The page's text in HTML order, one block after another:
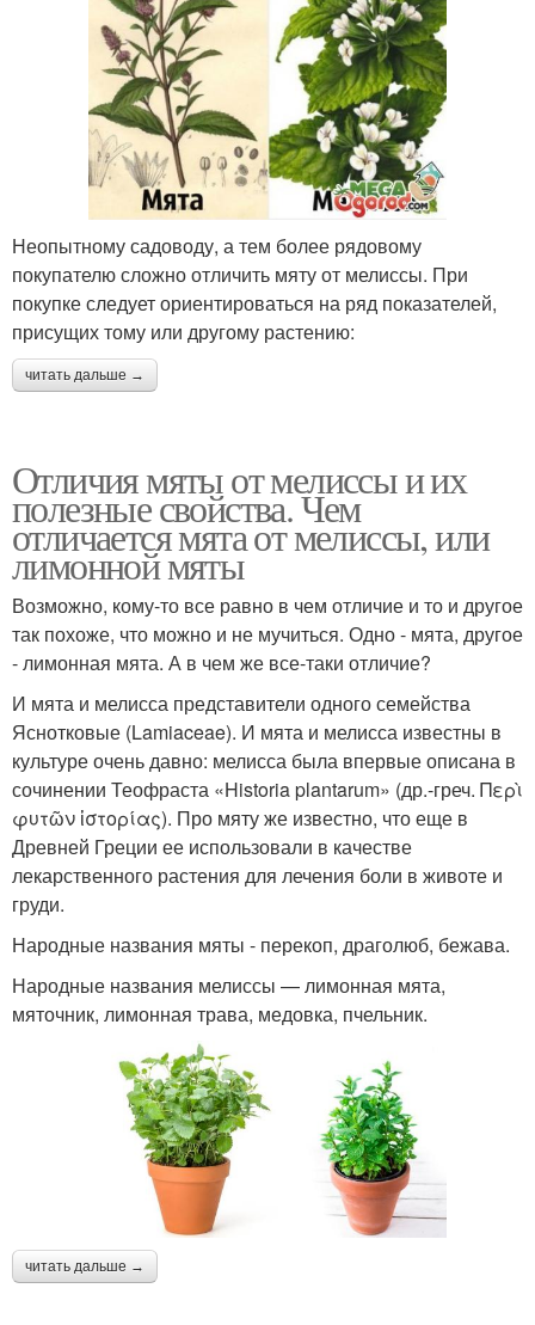
Неопытному садоводу, а тем более рядовому
покупателю сложно отличить мяту от мелиссы. При
покупке следует ориентироваться на ряд показателей,
присущих тому или другому растению:
читать дальше →
Отличия мяты от мелиссы и их
полезные свойства. Чем
отличается мята от мелиссы, или
лимонной мяты
Возможно, кому-то все равно в чем отличие и то и другое
так похоже, что можно и не мучиться. Одно - мята, другое
- лимонная мята. А в чем же все-таки отличие?
И мята и мелисса представители одного семейства
Яснотковые (Lamiaceae). И мята и мелисса известны в
культуре очень давно: мелисса была впервые описана в
сочинении Теофраста «Historia plantarum» (др.-греч. Περὶ
φυτῶν ἱστορίας). Про мяту же известно, что еще в
Древней Греции ее использовали в качестве
лекарственного растения для лечения боли в животе и
груди.
Народные названия мяты - перекоп, драголюб, бежава.
Народные названия мелиссы — лимонная мята,
мяточник, лимонная трава, медовка, пчельник.
читать дальше →